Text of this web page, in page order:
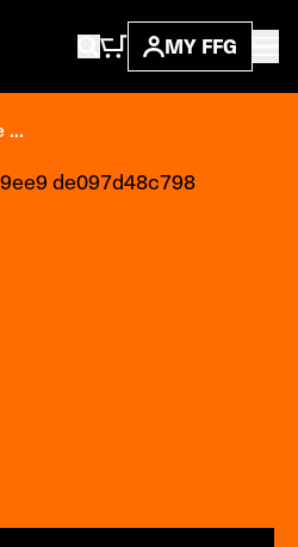
MY FFG
...